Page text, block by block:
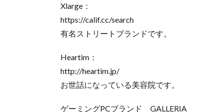
Xlarge：
https://calif.cc/search​
有名ストリートブランドです。
Heartim：
http://heartim.jp/​
お世話になっている美容院です。
ゲーミングPCブランド GALLERIA